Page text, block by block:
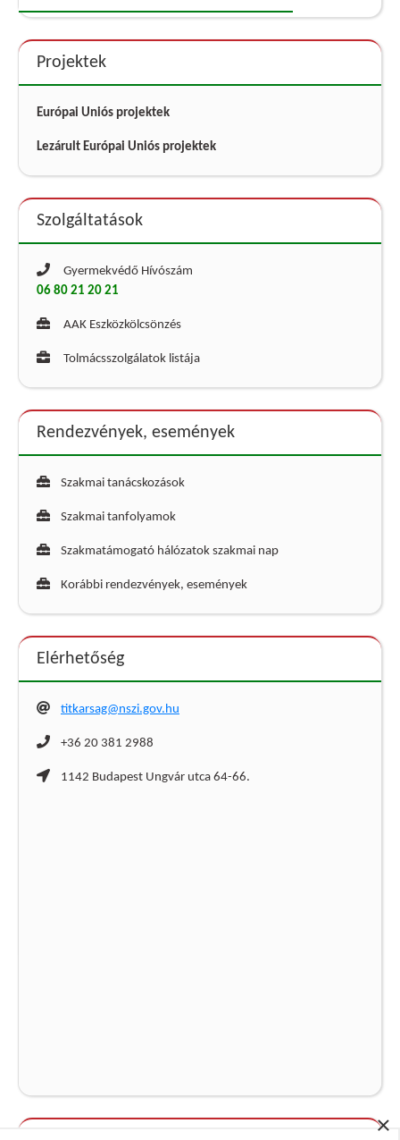
×
Projektek
Európai Uniós projektek
Lezárult Európai Uniós projektek
Szolgáltatások
Gyermekvédő Hívószám
06 80 21 20 21
AAK Eszközkölcsönzés
Tolmácsszolgálatok listája
Rendezvények, események
Szakmai tanácskozások
Szakmai tanfolyamok
Szakmatámogató hálózatok szakmai nap
Korábbi rendezvények, események
Elérhetőség
titkarsag@nszi.gov.hu
+36 20 381 2988
1142 Budapest Ungvár utca 64-66.